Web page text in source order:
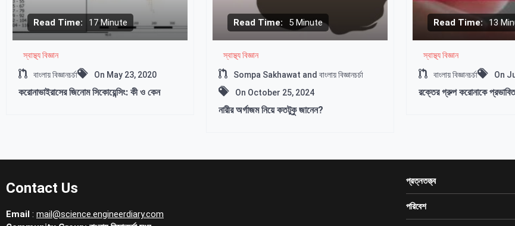
Read Time: 17 Minute
স্বাস্থ্য বিজ্ঞান
বাংলায় বিজ্ঞানচর্চা On May 23, 2020
করোনাভাইরাসের জিনোম সিকোয়েন্সিং: কী ও কেন
Read Time: 5 Minute
স্বাস্থ্য বিজ্ঞান
Sompa Sakhawat and বাংলায় বিজ্ঞানচর্চা
On October 25, 2024
নারীর অর্গাজম নিয়ে কতটুকু জানেন?
Read Time: 13
স্বাস্থ্য বিজ্ঞান
বাংলায় বিজ্ঞানচর্চা On
রক্তের গ্রুপ করোনাকে
Contact Us
Email : mail@science.engineerdiary.com
প্রত্নতত্ত্ব
পরিবেশ